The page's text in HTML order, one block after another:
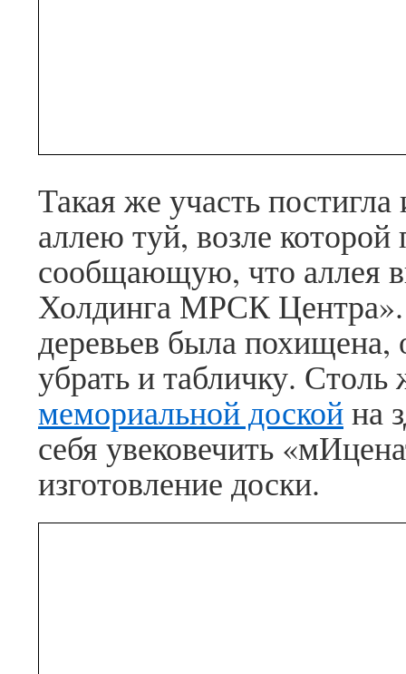
Такая же участь
аллею туй, возле
сообщающую, что аллея
Холдинга МРСК Центра».
деревьев была
убрать и табличку.
мемориальной доскойна
себя увековечить
изготовление доски.